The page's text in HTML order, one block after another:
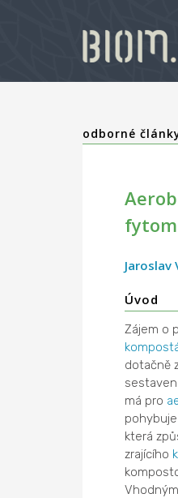
odborné
Jaroslav
Úvod
Zájem o
dotačně
má pro
která
zrajícího